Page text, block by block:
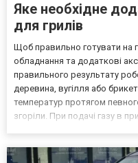
Яке необхідне
для грилів
Щоб правильно готувати на
обладнання та додаткові
правильного результату
деревина, вугілля або
температур протягом
згоріли. При подачі газу в